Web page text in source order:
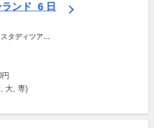
ンド  6 日
タディツアー
大, 専)